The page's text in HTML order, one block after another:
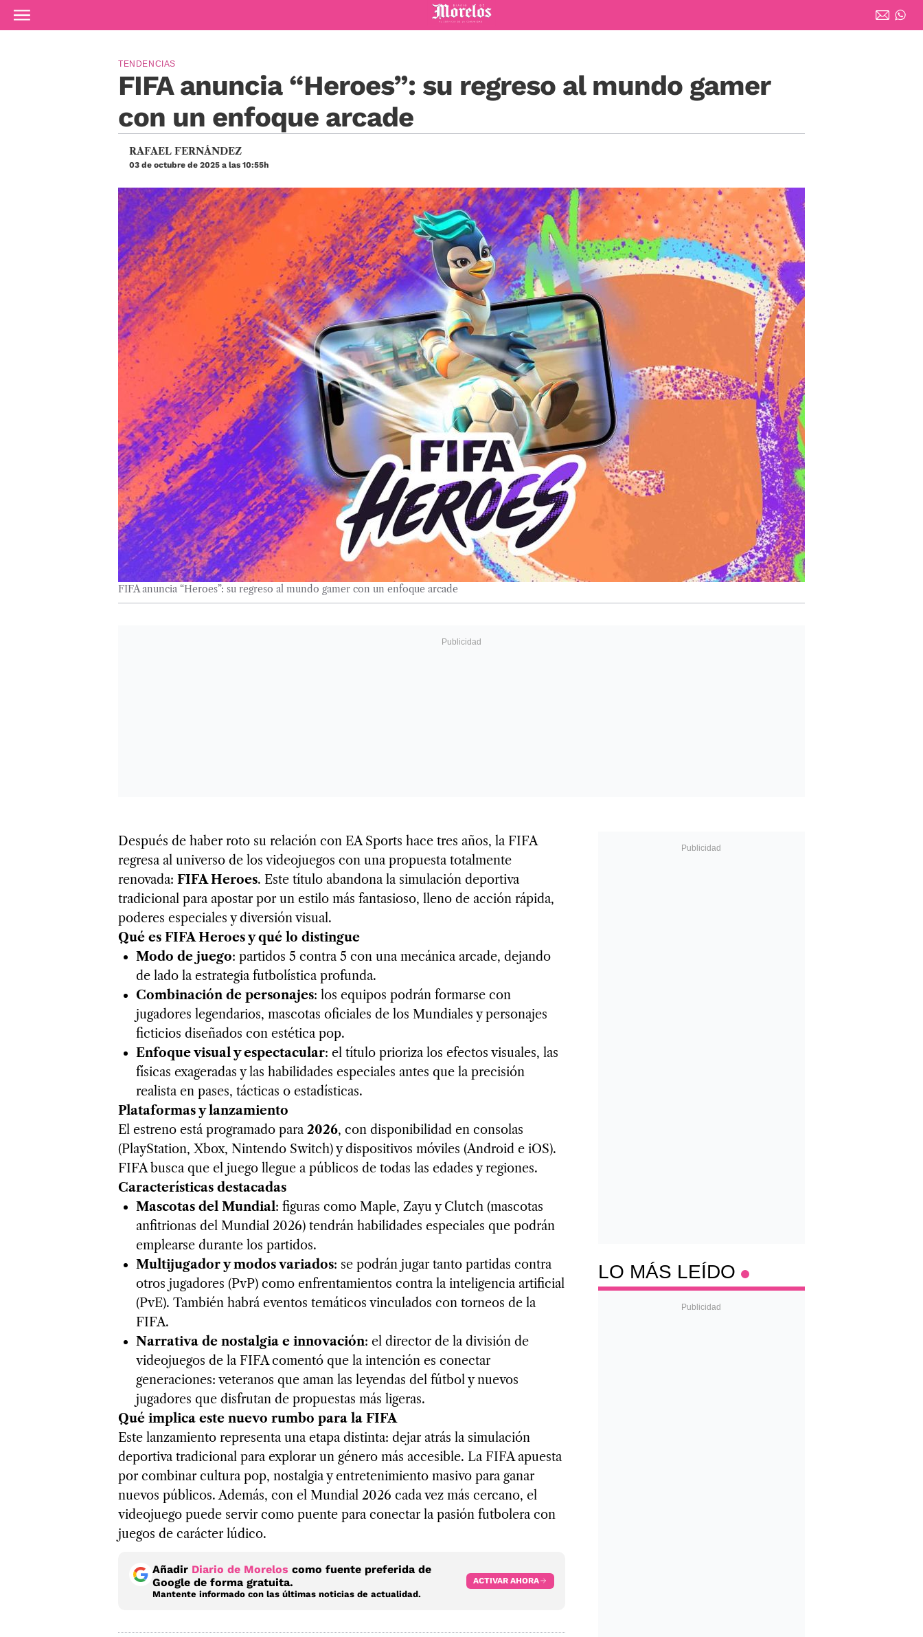
Ir al contenido principal
Diario de Morelos
FIFA anuncia “Heroes”: su regreso al mundo gamer
con un enfoque arcade
TENDENCIAS
RAFAEL FERNÁNDEZ
03 de octubre de 2025 a las 10:55h
FIFA anuncia “Heroes”: su regreso al mundo gamer con un enfoque arcade
Después de haber roto su relación con EA Sports hace tres años, la FIFA
regresa al universo de los videojuegos con una propuesta totalmente
renovada: FIFA Heroes. Este título abandona la simulación deportiva
tradicional para apostar por un estilo más fantasioso, lleno de acción rápida,
poderes especiales y diversión visual.
Qué es FIFA Heroes y qué lo distingue
Modo de juego: partidos 5 contra 5 con una mecánica arcade, dejando
de lado la estrategia futbolística profunda.
Combinación de personajes: los equipos podrán formarse con
jugadores legendarios, mascotas oficiales de los Mundiales y personajes
ficticios diseñados con estética pop.
Enfoque visual y espectacular: el título prioriza los efectos visuales, las
físicas exageradas y las habilidades especiales antes que la precisión
realista en pases, tácticas o estadísticas.
Plataformas y lanzamiento
El estreno está programado para 2026, con disponibilidad en consolas
(PlayStation, Xbox, Nintendo Switch) y dispositivos móviles (Android e iOS).
FIFA busca que el juego llegue a públicos de todas las edades y regiones.
Características destacadas
Mascotas del Mundial: figuras como Maple, Zayu y Clutch (mascotas
anfitrionas del Mundial 2026) tendrán habilidades especiales que podrán
emplearse durante los partidos.
Multijugador y modos variados: se podrán jugar tanto partidas contra
otros jugadores (PvP) como enfrentamientos contra la inteligencia artificial
(PvE). También habrá eventos temáticos vinculados con torneos de la
FIFA.
Narrativa de nostalgia e innovación: el director de la división de
videojuegos de la FIFA comentó que la intención es conectar
generaciones: veteranos que aman las leyendas del fútbol y nuevos
jugadores que disfrutan de propuestas más ligeras.
Qué implica este nuevo rumbo para la FIFA
Este lanzamiento representa una etapa distinta: dejar atrás la simulación
deportiva tradicional para explorar un género más accesible. La FIFA apuesta
por combinar cultura pop, nostalgia y entretenimiento masivo para ganar
nuevos públicos. Además, con el Mundial 2026 cada vez más cercano, el
videojuego puede servir como puente para conectar la pasión futbolera con
juegos de carácter lúdico.
Añadir Diario de Morelos como fuente preferida de
Google de forma gratuita.
Mantente informado con las últimas noticias de actualidad.
ACTIVAR AHORA
LO MÁS LEÍDO